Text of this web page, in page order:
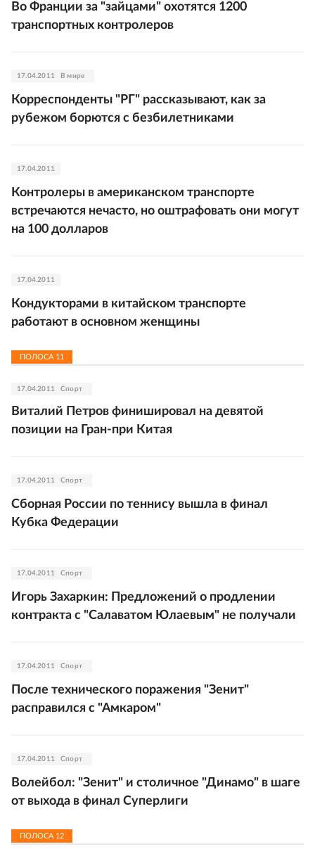
Во Франции за "зайцами" охотятся 1200
транспортных контролеров
17.04.2011 В мире
Корреспонденты "РГ" рассказывают, как за
рубежом борются с безбилетниками
17.04.2011
Контролеры в американском транспорте
встречаются нечасто, но оштрафовать они могут
на 100 долларов
17.04.2011
Кондукторами в китайском транспорте
работают в основном женщины
ПОЛОСА 11
17.04.2011 Спорт
Виталий Петров финишировал на девятой
позиции на Гран-при Китая
17.04.2011 Спорт
Сборная России по теннису вышла в финал
Кубка Федерации
17.04.2011 Спорт
Игорь Захаркин: Предложений о продлении
контракта с "Салаватом Юлаевым" не получали
17.04.2011 Спорт
После технического поражения "Зенит"
расправился с "Амкаром"
17.04.2011 Спорт
Волейбол: "Зенит" и столичное "Динамо" в шаге
от выхода в финал Суперлиги
ПОЛОСА 12